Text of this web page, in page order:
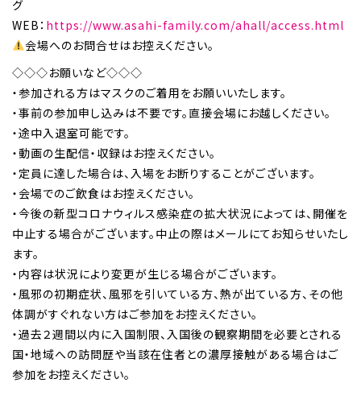
グ
WEB： https://www.asahi-family.com/ahall/access.html
会場へのお問合せはお控えください。
◇◇◇お願いなど◇◇◇
・参加される方はマスクのご着用をお願いいたします。
・事前の参加申し込みは不要です。直接会場にお越しください。
・途中入退室可能です。
・動画の生配信・収録はお控えください。
・定員に達した場合は、入場をお断りすることがございます。
・会場でのご飲食はお控えください。
・今後の新型コロナウィルス感染症の拡大状況によっては、開催を
中止する場合がございます。中止の際はメールにてお知らせいたし
ます。
・内容は状況により変更が生じる場合がございます。
・風邪の初期症状、風邪を引いている方、熱が出ている方、その他
体調がすぐれない方はご参加をお控えください。
・過去２週間以内に入国制限、入国後の観察期間を必要とされる
国・地域への訪問歴や当該在住者との濃厚接触がある場合はご
参加をお控えください。